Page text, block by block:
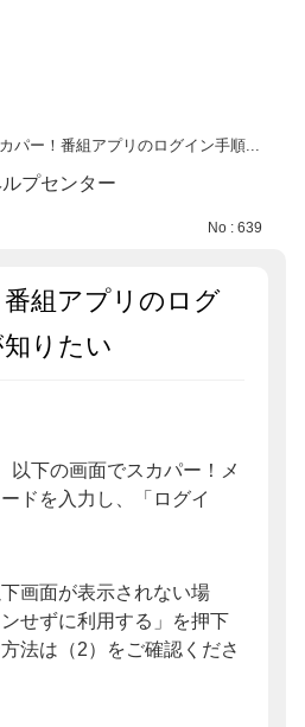
パー！番組アプリのログイン手順...
No : 639
組アプリのログ
りたい
以下の画面でスカパー！メ
ドを入力し、「ログイ
画面が表示されない場
せずに利用する」を押下
法は（2）をご確認くださ